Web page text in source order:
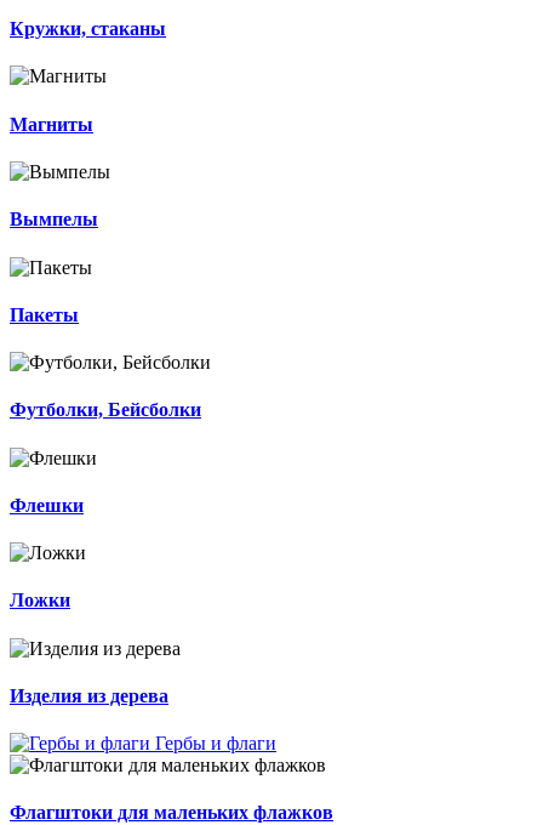
Кружки, стаканы
Магниты
Вымпелы
Пакеты
Футболки, Бейсболки
Флешки
Ложки
Изделия из дерева
Гербы и флаги
Флагштоки для маленьких флажков